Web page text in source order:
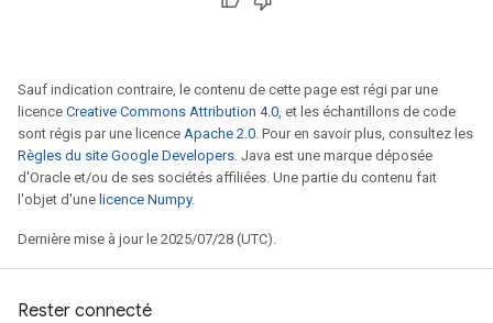
Sauf indication contraire, le contenu de cette page est régi par une
licence Creative Commons Attribution 4.0, et les échantillons de code
sont régis par une licence Apache 2.0. Pour en savoir plus, consultez les
Règles du site Google Developers. Java est une marque déposée
d'Oracle et/ou de ses sociétés affiliées. Une partie du contenu fait
l'objet d'une licence Numpy.
Dernière mise à jour le 2025/07/28 (UTC).
Rester connecté